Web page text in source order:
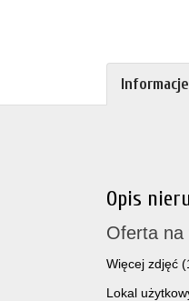
Opis
Oferta na
Więcej zdjęć
Lokal